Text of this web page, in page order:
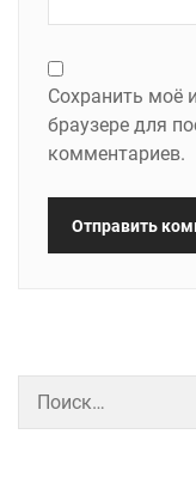
Сохранить моё
браузере для
комментариев.